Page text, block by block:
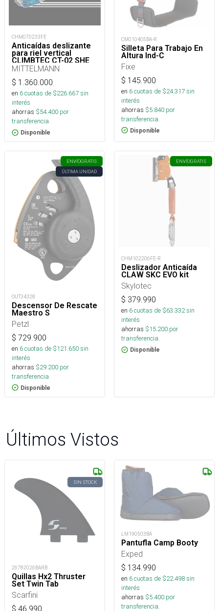
CHM070233FE
Anticaídas deslizante
para riel vertical
CLIMBTEC CT-02 SHE
MITTELMANN
$ 1.360.000
en 6cuotas de $226.667sin
interés
ahorras $54.400 por
transferencia.
Disponible
CM010405BA-R
Silleta Para Trabajo En
Altura Ind-C
Fixe
$ 145.900
en 6cuotas de $24.317sin
interés
ahorras $5.840 por
transferencia.
Disponible
ENVÍOGRATIS
ÚLTIMA UNIDAD
OUT34328
Descensor De Rescate
Maestro S
Petzl
$ 729.900
en 6cuotas de $121.650sin
interés
ahorras $29.200 por
transferencia.
Disponible
ENVÍOGRATIS
CHM102206FE-R
Deslizador Anticaída
CLAW SKC EVO kit
Skylotec
$ 379.990
en 6cuotas de $63.332sin
interés
ahorras $15.200 por
transferencia.
Disponible
Últimos Vistos
SIN STOCK
26782026BARB
Quillas Hx2 Thruster
Set Twin Tab
Scarfini
$ 46.990
LM190503BA
Pantufla Camp Booty
Exped
$ 134.990
en 6cuotas de $22.498sin
interés
ahorras $5.400 por
transferencia.